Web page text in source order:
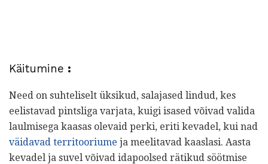
Käitumine :
Need on suhteliselt üksikud, salajased lindud, kes
eelistavad pintsliga varjata, kuigi isased võivad valida
laulmisega kaasas olevaid perki, eriti kevadel, kui nad
väidavad territooriume ja meelitavad kaaslasi. Aasta
kevadel ja suvel võivad idapoolsed rätikud söötmise